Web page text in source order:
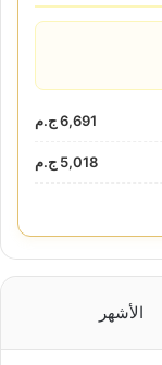
6,691 ج.م
5,018 ج.م
الأشهر